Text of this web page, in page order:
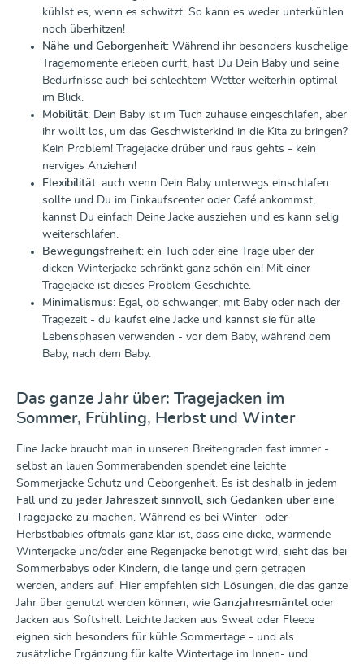
kühlst es, wenn es schwitzt. So kann es weder unterkühlen
noch überhitzen!
Nähe und Geborgenheit: Während ihr besonders kuschelige
Tragemomente erleben dürft, hast Du Dein Baby und seine
Bedürfnisse auch bei schlechtem Wetter weiterhin optimal
im Blick.
Mobilität: Dein Baby ist im Tuch zuhause eingeschlafen, aber
ihr wollt los, um das Geschwisterkind in die Kita zu bringen?
Kein Problem! Tragejacke drüber und raus gehts - kein
nerviges Anziehen!
Flexibilität: auch wenn Dein Baby unterwegs einschlafen
sollte und Du im Einkaufscenter oder Café ankommst,
kannst Du einfach Deine Jacke ausziehen und es kann selig
weiterschlafen.
Bewegungsfreiheit: ein Tuch oder eine Trage über der
dicken Winterjacke schränkt ganz schön ein! Mit einer
Tragejacke ist dieses Problem Geschichte.
Minimalismus: Egal, ob schwanger, mit Baby oder nach der
Tragezeit - du kaufst eine Jacke und kannst sie für alle
Lebensphasen verwenden - vor dem Baby, während dem
Baby, nach dem Baby.
Das ganze Jahr über: Tragejacken im
Sommer, Frühling, Herbst und Winter
Eine Jacke braucht man in unseren Breitengraden fast immer -
selbst an lauen Sommerabenden spendet eine leichte
Sommerjacke Schutz und Geborgenheit. Es ist deshalb in jedem
Fall und zu jeder Jahreszeit sinnvoll, sich Gedanken über eine
Tragejacke zu machen . Während es bei Winter- oder
Herbstbabies oftmals ganz klar ist, dass eine dicke, wärmende
Winterjacke und/oder eine Regenjacke benötigt wird, sieht das bei
Sommerbabys oder Kindern, die lange und gern getragen
werden, anders auf. Hier empfehlen sich Lösungen, die das ganze
Jahr über genutzt werden können, wie Ganzjahresmäntel oder
Jacken aus Softshell. Leichte Jacken aus Sweat oder Fleece
eignen sich besonders für kühle Sommertage - und als
zusätzliche Ergänzung für kalte Wintertage im Innen- und